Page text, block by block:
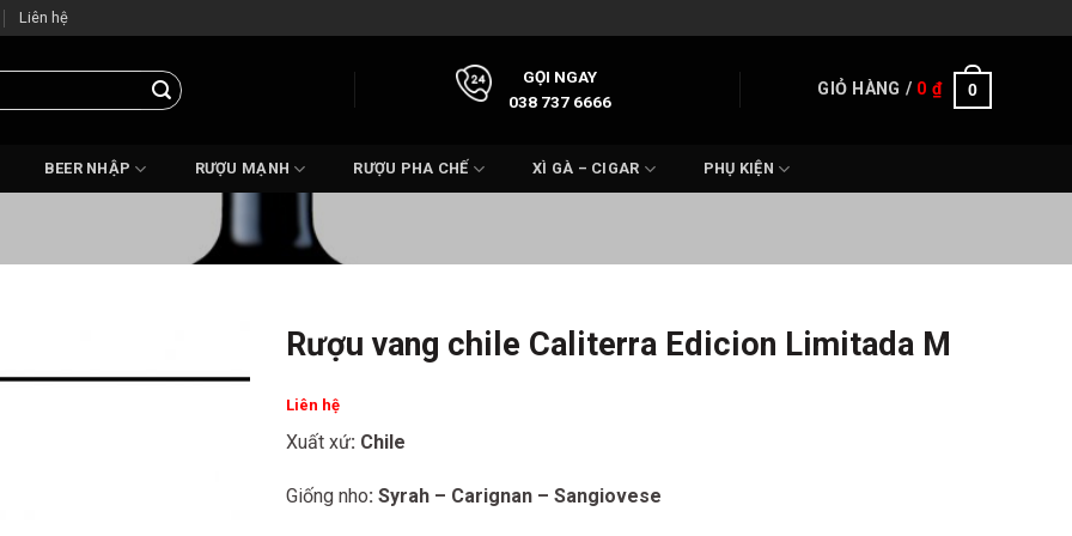
Liên hệ
GỌI NGAY
038 737 6666
GIỎ HÀNG / 0₫ 0
BEER NHẬP RƯỢU MẠNH RƯỢU PHA CHẾ XÌ GÀ – CIGAR PHỤ KIỆN
Rượu vang chile Caliterra Edicion Limitada M
Liên hệ
Xuất xứ: Chile
Giống nho: Syrah – Carignan – Sangiovese